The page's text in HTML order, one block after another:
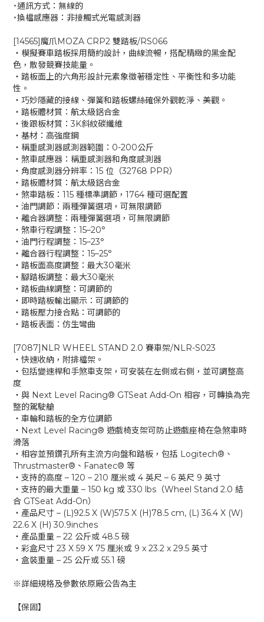
˙通訊方式：無線的
˙換檔感應器：非接觸式光電感測器
[14565]魔爪MOZA CRP2 雙踏板/RS066
‧模擬賽車踏板採用簡約設計，曲線流暢，搭配精緻的黑金配
色，散發競賽技能量。
‧踏板面上的六角形設計元素象徵著穩定性、平衡性和多功能
性。
‧巧妙隱藏的接線、彈簧和踏板螺絲確保外觀乾淨、美觀。
‧踏板體材質：航太級鋁合金
‧後跟板材質：3K斜紋碳纖維
‧基材：高強度鋼
‧稱重感測器感測器範圍：0-200公斤
‧煞車感應器：稱重感測器和角度感測器
‧角度感測器分辨率：15 位（32768 PPR）
‧踏板體材質：航太級鋁合金
‧煞車踏板：115 種標準調節，1764 種可選配置
‧油門調節：兩種彈簧選項，可無限調節
‧離合器調整：兩種彈簧選項，可無限調節
‧煞車行程調整：15–20°
‧油門行程調整：15–23°
‧離合器行程調整：15–25°
‧踏板面高度調整：最大30毫米
‧腳踏板調整：最大30毫米
‧踏板曲線調整：可調節的
‧即時踏板輸出顯示：可調節的
‧踏板壓力接合點：可調節的
‧踏板表面：仿生彎曲
[7087]NLR WHEEL STAND 2.0 賽車架/NLR-S023
‧快速收納，附排檔架。
‧包括變速桿和手煞車支架，可安裝在左側或右側，並可調整高
度
‧與 Next Level Racing® GTSeat Add-On 相容，可轉換為完
整的駕駛艙
‧車輪和踏板的全方位調節
‧Next Level Racing® 遊戲椅支架可防止遊戲座椅在急煞車時
滑落
‧相容並預鑽孔所有主流方向盤和踏板，包括 Logitech®、
Thrustmaster®、Fanatec® 等
‧支持的高度 – 120 – 210 厘米或 4 英尺 – 6 英尺 9 英寸
‧支持的最大重量 – 150 kg 或 330 lbs（Wheel Stand 2.0 結
合 GTSeat Add-On）
‧產品尺寸 – (L)92.5 X (W)57.5 X (H)78.5 cm, (L) 36.4 X (W)
22.6 X (H) 30.9inches
‧產品重量 – 22 公斤或 48.5 磅
‧彩盒尺寸 23 X 59 X 75 厘米或 9 x 23.2 x 29.5 英寸
‧盒裝重量 – 25 公斤或 55.1 磅
※詳細規格及參數依原廠公告為主
【保固】